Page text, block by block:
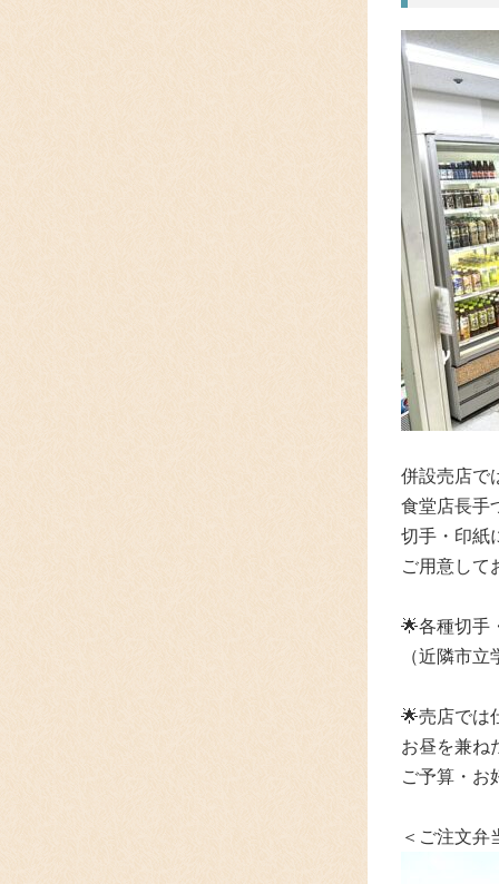
併設売店で
食堂店長手
切手・印紙
ご用意して
🌟各種切手
（近隣市
🌟売店では
お昼を兼ね
ご予算・お
＜ご注文弁